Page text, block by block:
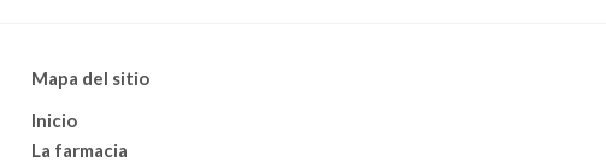
Mapa del sitio
Inicio
La farmacia